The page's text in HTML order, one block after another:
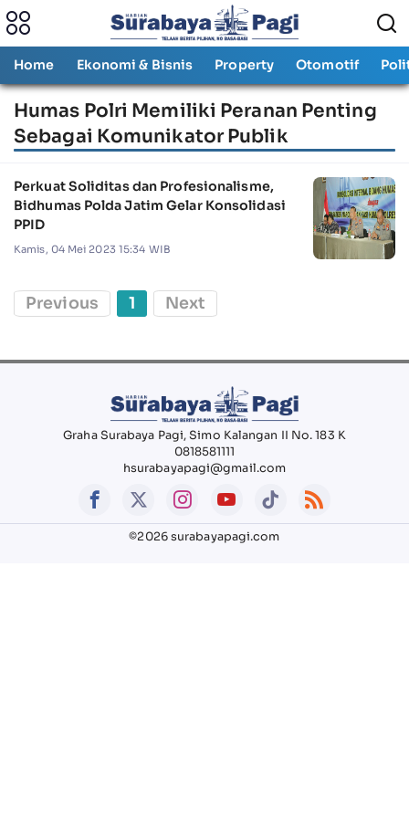
Home Ekonomi & Bisnis Property Otomotif
Humas Polri Memiliki Peranan Penting
Sebagai Komunikator Publik
Perkuat Soliditas dan Profesionalisme,
Bidhumas Polda Jatim Gelar Konsolidasi
PPID
Kamis, 04 Mei 2023 15:34 WIB
Previous 1 Next
Graha Surabaya Pagi, Simo Kalangan II No. 183 K
0818581111
hsurabayapagi@gmail.com
©2026 surabayapagi.com